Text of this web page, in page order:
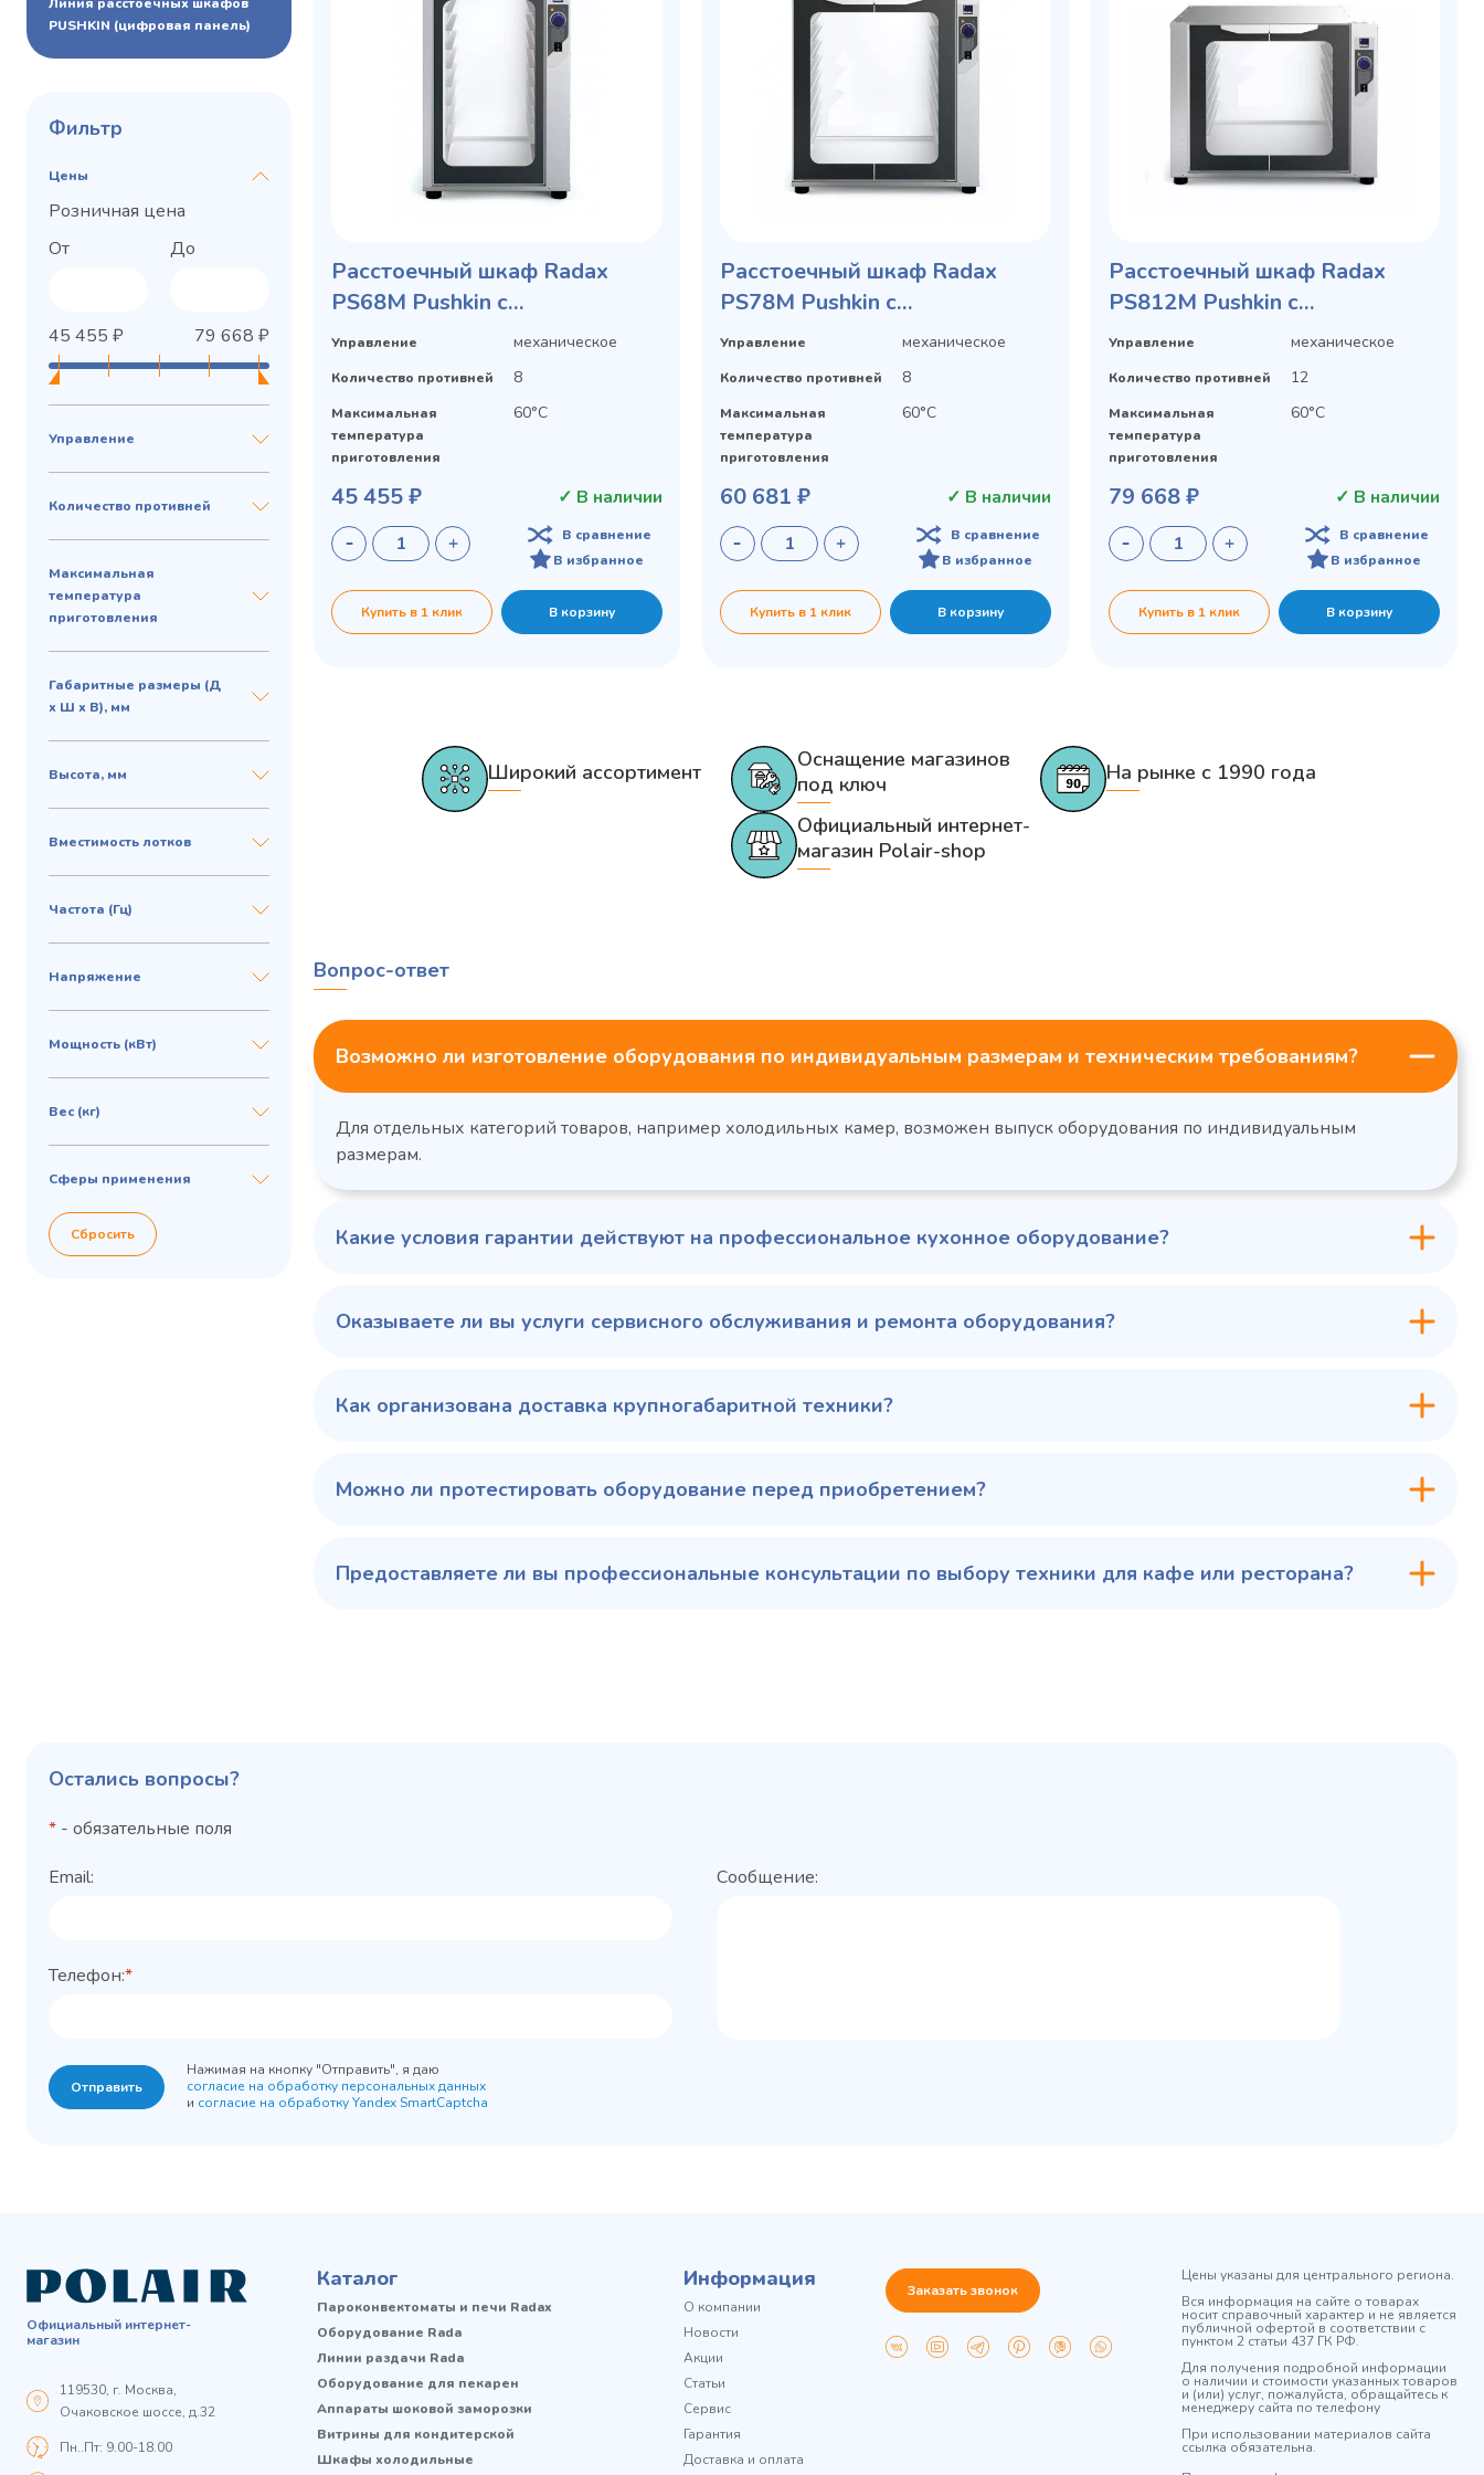
PUSHKIN (цифровая панель)
Фильтр
Цены
Розничная цена
От
До
45 455 ₽ 79 668 ₽
Управление
Количество противней
Максимальная
температура
приготовления
Габаритные размеры (Д
х Ш х В), мм
Высота, мм
Вместимость лотков
Частота (Гц)
Напряжение
Мощность (кВт)
Вес (кг)
Сферы применения
Сбросить
Расстоечный шкаф Radax
PS68M Pushkin с
механической панелью
Управление механическое
Количество противней 8
Максимальная
температура
приготовления
60°С
45 455 ₽ ✓ В наличии
В сравнение
В избранное
Купить в 1 клик В корзину
Расстоечный шкаф Radax
PS78M Pushkin с
механической панелью
Управление механическое
Количество противней 8
Максимальная
температура
приготовления
60°С
60 681 ₽ ✓ В наличии
В сравнение
В избранное
Купить в 1 клик В корзину
Расстоечный шкаф Radax
PS812M Pushkin с
механической панелью
Управление механическое
Количество противней 12
Максимальная
температура
приготовления
60°С
79 668 ₽ ✓ В наличии
В сравнение
В избранное
Купить в 1 клик В корзину
Широкий ассортимент
Оснащение магазинов
под ключ
На рынке с 1990 года
Официальный интернет-
магазин Polair-shop
Вопрос-ответ
Возможно ли изготовление оборудования по индивидуальным размерам и техническим требованиям?
Для отдельных категорий товаров, например холодильных камер, возможен выпуск оборудования по индивидуальным
размерам.
Какие условия гарантии действуют на профессиональное кухонное оборудование?
Оказываете ли вы услуги сервисного обслуживания и ремонта оборудования?
Как организована доставка крупногабаритной техники?
Можно ли протестировать оборудование перед приобретением?
Предоставляете ли вы профессиональные консультации по выбору техники для кафе или ресторана?
Остались вопросы?
* - обязательные поля
Email:
Телефон:*
Сообщение:
Отправить
Нажимая на кнопку "Отправить", я даю
согласие на обработку персональных данных
и согласие на обработку Yandex SmartCaptcha
Официальный интернет-
магазин
119530, г. Москва,
Очаковское шоссе, д.32
Пн..Пт: 9.00-18.00
Каталог
Пароконвектоматы и печи Radax
Оборудование Rada
Линии раздачи Rada
Оборудование для пекарен
Аппараты шоковой заморозки
Витрины для кондитерской
Шкафы холодильные
Информация
О компании
Новости
Акции
Статьи
Сервис
Гарантия
Доставка и оплата
Заказать звонок
Цены указаны для центрального региона.
Вся информация на сайте о товарах
носит справочный характер и не является
публичной офертой в соответствии с
пунктом 2 статьи 437 ГК РФ.
Для получения подробной информации
о наличии и стоимости указанных товаров
и (или) услуг, пожалуйста, обращайтесь к
менеджеру сайта по телефону
При использовании материалов сайта
ссылка обязательна.